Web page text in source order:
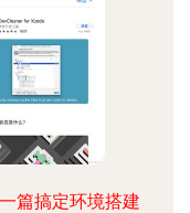
篇搞定环境搭建